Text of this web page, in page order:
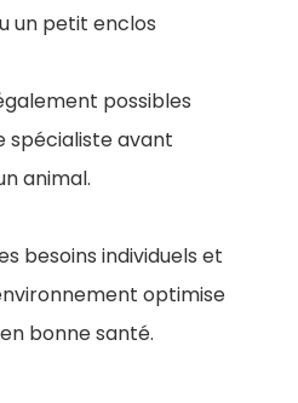
un petit enclos
possibles
spécialiste avant
animal.
besoins individuels et
optimise
bonne santé.